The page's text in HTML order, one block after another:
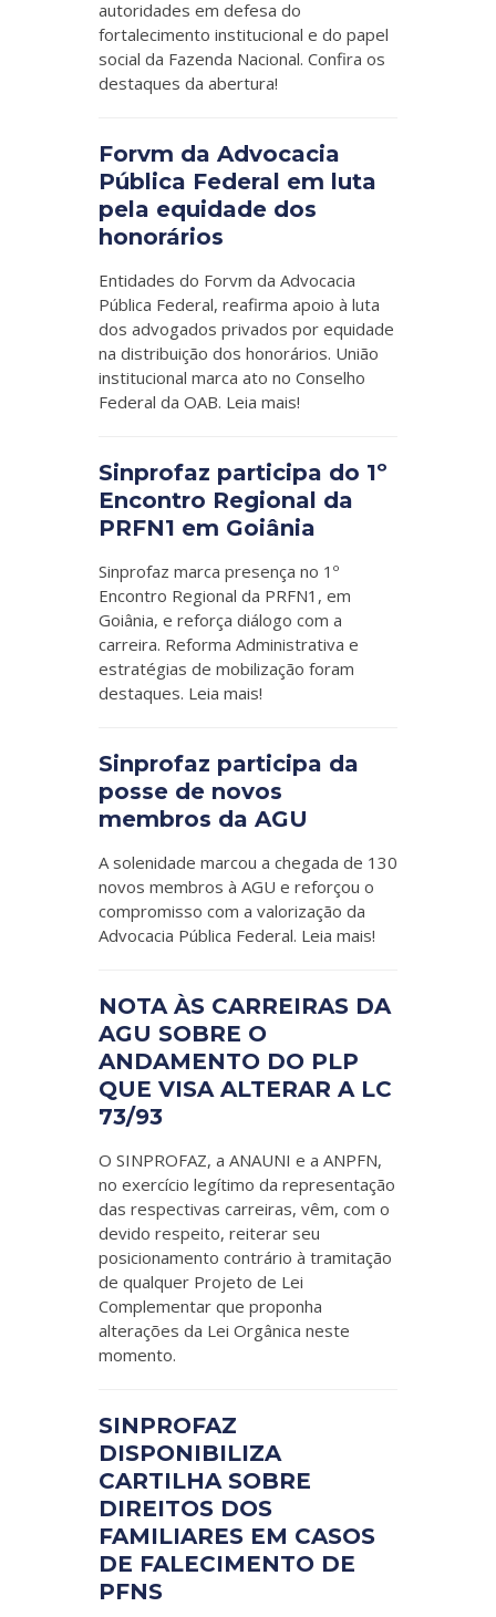
autoridades em defesa do
fortalecimento institucional e do papel
social da Fazenda Nacional. Confira os
destaques da abertura!
Forvm da Advocacia
Pública Federal em luta
pela equidade dos
honorários
Entidades do Forvm da Advocacia
Pública Federal, reafirma apoio à luta
dos advogados privados por equidade
na distribuição dos honorários. União
institucional marca ato no Conselho
Federal da OAB. Leia mais!
Sinprofaz participa do 1º
Encontro Regional da
PRFN1 em Goiânia
Sinprofaz marca presença no 1º
Encontro Regional da PRFN1, em
Goiânia, e reforça diálogo com a
carreira. Reforma Administrativa e
estratégias de mobilização foram
destaques. Leia mais!
Sinprofaz participa da
posse de novos
membros da AGU
A solenidade marcou a chegada de 130
novos membros à AGU e reforçou o
compromisso com a valorização da
Advocacia Pública Federal. Leia mais!
NOTA ÀS CARREIRAS DA
AGU SOBRE O
ANDAMENTO DO PLP
QUE VISA ALTERAR A LC
73/93
O SINPROFAZ, a ANAUNI e a ANPFN,
no exercício legítimo da representação
das respectivas carreiras, vêm, com o
devido respeito, reiterar seu
posicionamento contrário à tramitação
de qualquer Projeto de Lei
Complementar que proponha
alterações da Lei Orgânica neste
momento.
SINPROFAZ
DISPONIBILIZA
CARTILHA SOBRE
DIREITOS DOS
FAMILIARES EM CASOS
DE FALECIMENTO DE
PFNS